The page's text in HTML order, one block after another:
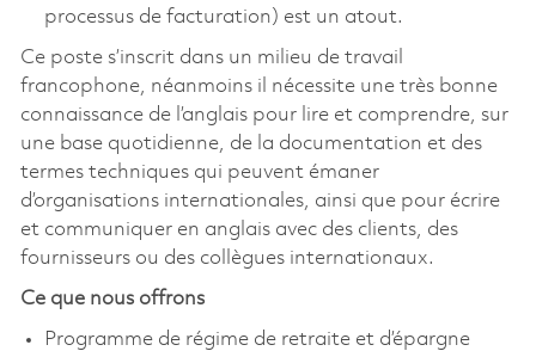
processus de facturation) est un atout.
Ce poste s’inscrit dans un milieu de travail
francophone, néanmoins il nécessite une très bonne
connaissance de l’anglais pour lire et comprendre, sur
une base quotidienne, de la documentation et des
termes techniques qui peuvent émaner
d’organisations internationales, ainsi que pour écrire
et communiquer en anglais avec des clients, des
fournisseurs ou des collègues internationaux.
Ce que nous offrons
Programme de régime de retraite et d’épargne